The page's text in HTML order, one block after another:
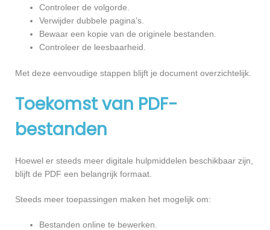
Controleer de volgorde.
Verwijder dubbele pagina’s.
Bewaar een kopie van de originele bestanden.
Controleer de leesbaarheid.
Met deze eenvoudige stappen blijft je document overzichtelijk.
Toekomst van PDF-
bestanden
Hoewel er steeds meer digitale hulpmiddelen beschikbaar zijn,
blijft de PDF een belangrijk formaat.
Steeds meer toepassingen maken het mogelijk om:
Bestanden online te bewerken.